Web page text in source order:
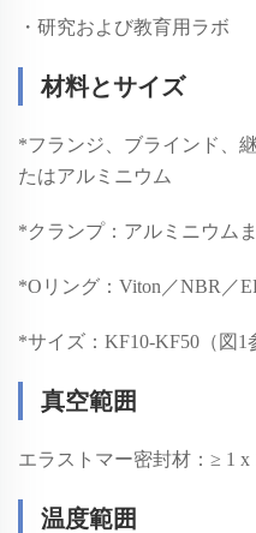
・研究および教育用ラボ
材料とサイズ
*フランジ、ブラインド、
たはアルミニウム
*クランプ：アルミニウム
*Oリング：Viton／NBR／
*サイズ：KF10-KF50（図1
真空範囲
エラストマー密封材：≥ 1 x
温度範囲